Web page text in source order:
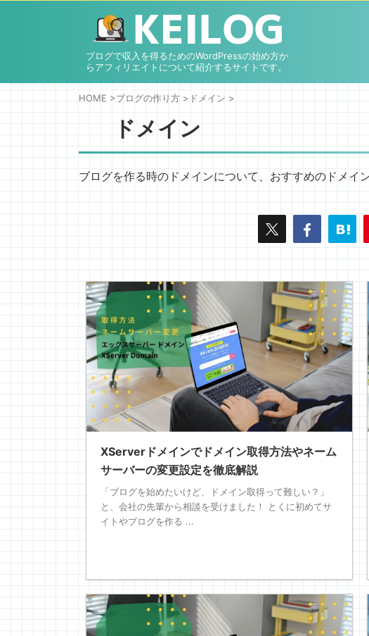
ブログで収入を得るためのWordPressの始め方か
らアフィリエイトについて紹介するサイトです。
HOME >ブログの作り方 > ドメイン >
ドメイン
ブログを作る時のドメインについて、おすすめのドメイ
XServerドメインでドメイン取得方法やネーム
サーバーの変更設定を徹底解説
「ブログを始めたいけど、ドメイン取得って難しい？」
と、会社の先輩から相談を受けました！ とくに初めてサ
イトやブログを作る ...